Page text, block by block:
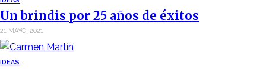
Un brindis por 25 años de éxitos
21 MAYO, 2021
IDEAS